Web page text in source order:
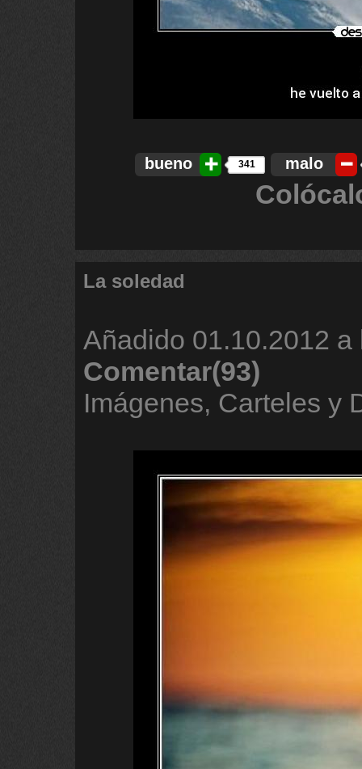
bueno 341 malo
La soledad
Añadido 01.10.2012 a
Comentar(93)
Imágenes, Carteles y